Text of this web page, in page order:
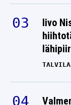
Iivo
karun